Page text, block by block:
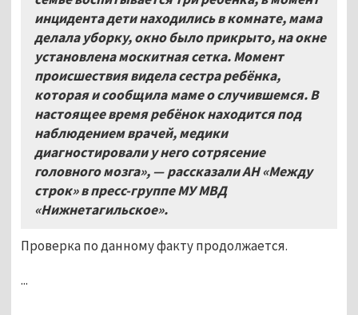
инцидента дети находились в комнате, мама
делала уборку, окно было прикрыто, на окне
установлена москитная сетка. Момент
происшествия видела сестра ребёнка,
которая и сообщила маме о случившемся. В
настоящее время ребёнок находится под
наблюдением врачей, медики
диагностировали у него сотрясение
головного мозга», — рассказали АН «Между
строк» в пресс-группе МУ МВД
«Нижнетагильское».
Проверка по данному факту продолжается.
...